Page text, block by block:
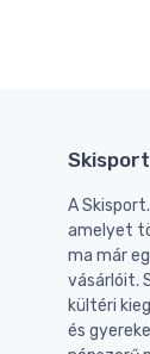
A
amelyet
ma már
vásárlóit.
kültéri
és